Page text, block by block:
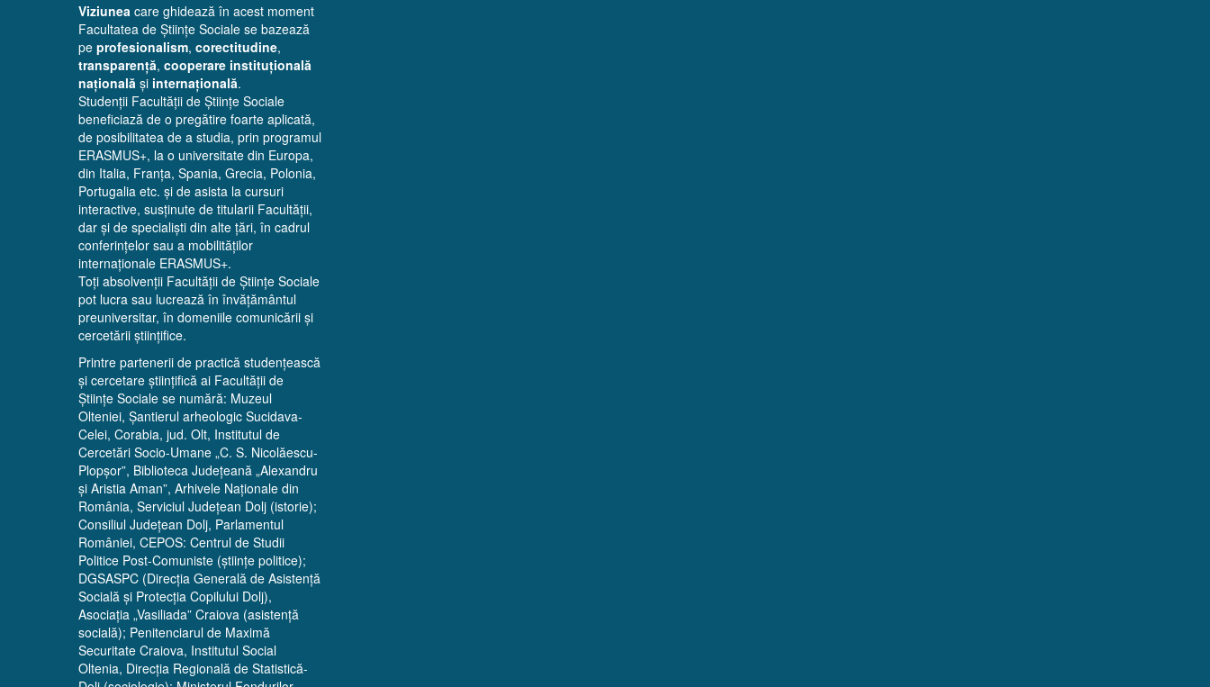
Viziunea care ghidează în acest moment
Facultatea de Științe Sociale se bazează
pe profesionalism, corectitudine,
transparență, cooperare instituțională
națională și internațională.
Studenții Facultății de Științe Sociale
beneficiază de o pregătire foarte aplicată,
de posibilitatea de a studia, prin programul
ERASMUS+, la o universitate din Europa,
din Italia, Franța, Spania, Grecia, Polonia,
Portugalia etc. și de asista la cursuri
interactive, susținute de titularii Facultății,
dar și de specialiști din alte țări, în cadrul
conferințelor sau a mobilităților
internaționale ERASMUS+.
Toți absolvenții Facultății de Științe Sociale
pot lucra sau lucrează în învățământul
preuniversitar, în domeniile comunicării și
cercetării științifice.
Printre partenerii de practică studențească
și cercetare științifică ai Facultății de
Științe Sociale se numără: Muzeul
Olteniei, Șantierul arheologic Sucidava-
Celei, Corabia, jud. Olt, Institutul de
Cercetări Socio-Umane „C. S. Nicolăescu-
Plopșor”, Biblioteca Județeană „Alexandru
și Aristia Aman”, Arhivele Naționale din
România, Serviciul Județean Dolj (istorie);
Consiliul Județean Dolj, Parlamentul
României, CEPOS: Centrul de Studii
Politice Post-Comuniste (științe politice);
DGSASPC (Direcția Generală de Asistență
Socială și Protecția Copilului Dolj),
Asociația „Vasiliada” Craiova (asistență
socială); Penitenciarul de Maximă
Securitate Craiova, Institutul Social
Oltenia, Direcția Regională de Statistică-